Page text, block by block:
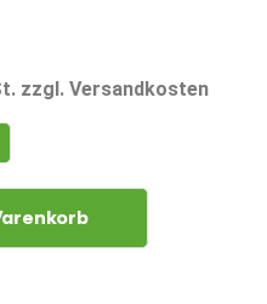
zzgl. Versandkosten